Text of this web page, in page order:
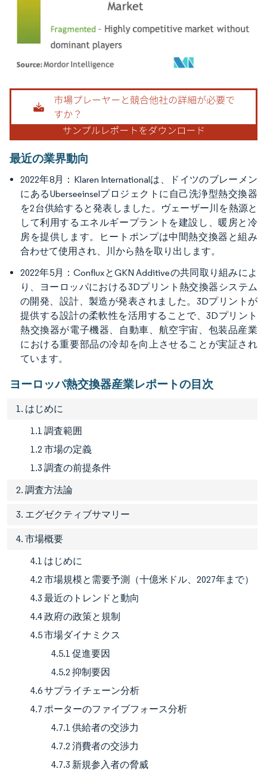
画像 © Mordor Intelligence。再利用にはCC BY 4.0の表示が必要です。
最近の業界動向
2022年8月：Klaren Internationalは、ドイツのブレーメン
にあるUberseeinselプロジェクトに自己洗浄型熱交換器
を2台供給すると発表しました。ヴェーザー川を熱源と
して利用するエネルギープラントを建設し、暖房と冷
房を提供します。ヒートポンプは中間熱交換器と組み
合わせて使用され、川から熱を取り出します。
2022年5月：ConfluxとGKN Additiveの共同取り組みによ
り、ヨーロッパにおける3Dプリント熱交換器システム
の開発、設計、製造が発表されました。3Dプリントが
提供する設計の柔軟性を活用することで、3Dプリント
熱交換器が電子機器、自動車、航空宇宙、包装品産業
における重要部品の冷却を向上させることが実証され
ています。
ヨーロッパ熱交換器産業レポートの目次
1. はじめに
1.1 調査範囲
1.2 市場の定義
1.3 調査の前提条件
2. 調査方法論
3. エグゼクティブサマリー
4. 市場概要
4.1 はじめに
4.2 市場規模と需要予測（十億米ドル、2027年まで）
4.3 最近のトレンドと動向
4.4 政府の政策と規制
4.5 市場ダイナミクス
4.5.1 促進要因
4.5.2 抑制要因
4.6 サプライチェーン分析
4.7 ポーターのファイブフォース分析
4.7.1 供給者の交渉力
4.7.2 消費者の交渉力
4.7.3 新規参入者の脅威